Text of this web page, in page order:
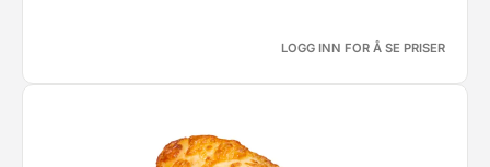
LOGG INN FOR Å SE PRISER